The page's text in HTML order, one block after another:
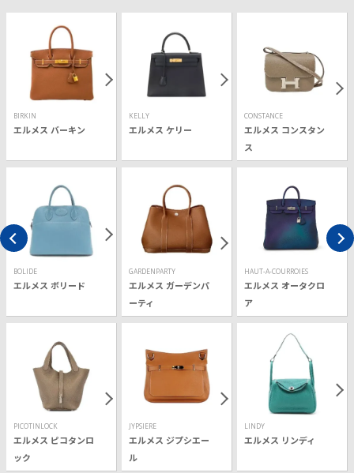
BIRKIN
エルメス バーキン
KELLY
エルメス ケリー
CONSTANCE
エルメス コンスタン
ス
BOLIDE
エルメス ボリード
GARDENPARTY
エルメス ガーデンパ
ーティ
HAUT-A-COURROIES
エルメス オータクロ
ア
PICOTINLOCK
エルメス ピコタンロ
ック
JYPSIERE
エルメス ジプシエー
ル
LINDY
エルメス リンディ